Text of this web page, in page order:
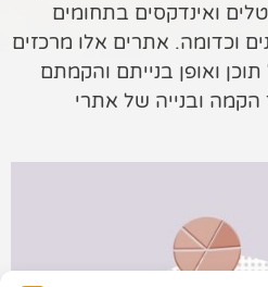
ואינדקסים בתחומים
וכדומה. אתרים אלו מרכזים
ואופן בנייתם והקמתם
ובנייה של אתרי